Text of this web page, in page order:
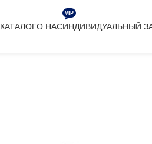
КАТАЛОГО НАСИНДИВИДУАЛЬНЫЙ
VIP